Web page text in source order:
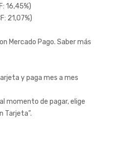
16,45%)
21,07%)
Mercado Pago. Saber más
y paga mes a mes
momento de pagar, elige
Tarjeta”.